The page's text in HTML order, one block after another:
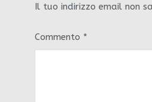
Il tuo indirizzo email non
Commento *